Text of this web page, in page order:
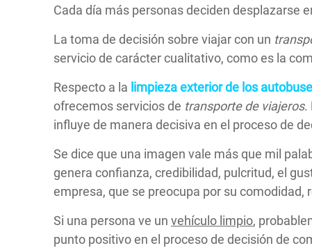
Cada día más personas deciden desplazarse
La toma de decisión sobre viajar con un
servicio de carácter cualitativo, como es la
Respecto a la limpieza exterior de los
ofrecemos servicios de transporte de viajeros.
influye de manera decisiva en el proceso de
Se dice que una imagen vale más que mil
genera confianza, credibilidad, pulcritud, el
empresa, que se preocupa por su
Si una persona ve un vehículo limpio,
punto positivo en el proceso de decisión de